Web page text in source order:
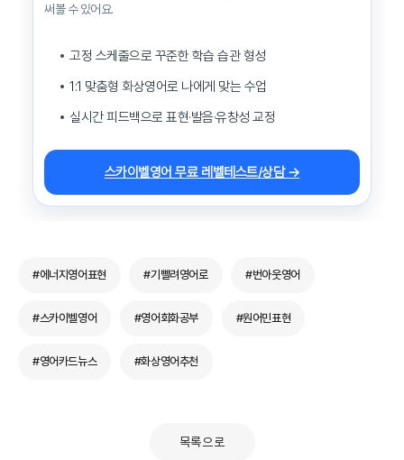
써볼 수 있어요.
고정 스케줄으로 꾸준한 학습 습관 형성
1:1 맞춤형 화상영어로 나에게 맞는 수업
실시간 피드백으로 표현·발음·유창성 교정
스카이벨영어 무료 레벨테스트/상담 →
#에너지영어표현 #기빨려영어로 #번아웃영어
#스카이벨영어 #영어회화공부 #원어민표현
#영어카드뉴스 #화상영어추천
목록으로